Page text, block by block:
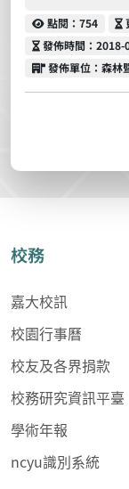
點閱
點閱：754
發佈時間
發佈時間：
發佈單位
發佈單位：森林
校務
嘉大校訊
校園行事曆
校友及各界捐款
校務研究資訊平臺
學術年報
ncyu識別系統